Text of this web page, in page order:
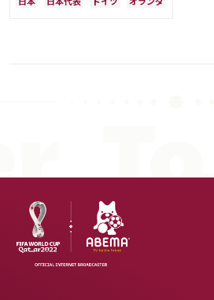
く「受け入れるのは難しかった」